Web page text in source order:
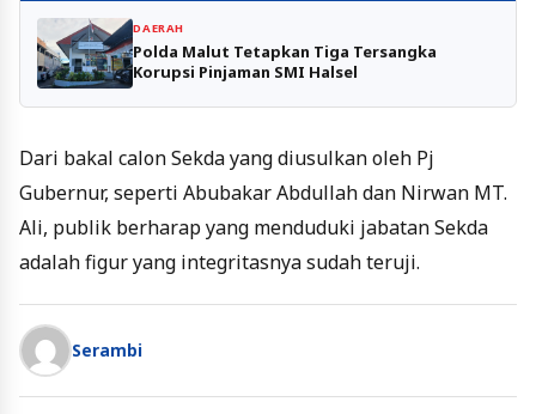
DAERAH
Polda Malut Tetapkan Tiga Tersangka
Korupsi Pinjaman SMI Halsel
Dari bakal calon Sekda yang diusulkan oleh Pj
Gubernur, seperti Abubakar Abdullah dan Nirwan MT.
Ali, publik berharap yang menduduki jabatan Sekda
adalah figur yang integritasnya sudah teruji.
Serambi